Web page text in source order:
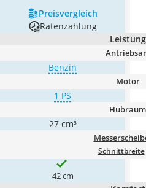
Preis­vergleich
Ratenzahlung
Leistung
Benzin
Motor
1 PS
Hubraum
27 cm³
Schnittbreite
42 cm